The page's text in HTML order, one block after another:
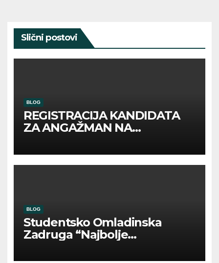
Slični postovi
BLOG
REGISTRACIJA KANDIDATA
ZA ANGAŽMAN NA
BLOG
Studentsko Omladinska
Zadruga “Najbolje